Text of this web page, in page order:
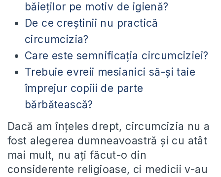
băieţilor pe motiv de igienă?
De ce creştinii nu practică
circumcizia?
Care este semnificaţia circumciziei?
Trebuie evreii mesianici să-şi taie
împrejur copiii de parte
bărbătească?
Dacă am înţeles drept, circumcizia nu a
fost alegerea dumneavoastră şi cu atât
mai mult, nu aţi făcut-o din
considerente religioase, ci medicii v-au